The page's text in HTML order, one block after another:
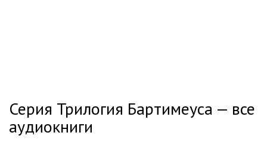
Серия Трилогия Бартимеуса — все
аудиокниги